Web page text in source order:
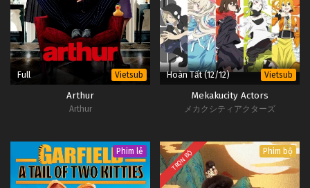
12
Trần Thiên Thiên Trong Lời Đồn Tập
12
Vietsub
#1
11
Trần Thiên Thiên Trong Lời Đồn Tập
11
Vietsub
Trần Thiên Thiên Trong Lời Đồn Tập
Vietsub
Full Vietsub
Arthur
Arthur
Hoàn Tất (12/12) Vietsub
Mekakucity Actors
メカクシティアクターズ
Phim lẻ TRỌN BỘ Phim bộ